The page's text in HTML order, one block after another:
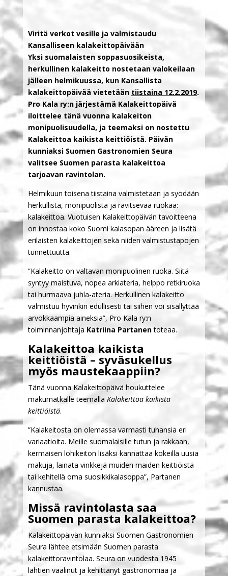
Viritä verkot vesille ja valmistaudu
Kansalliseen kalakeittopäivään
Yksi suomalaisten soppasuosikeista,
herkullinen kalakeitto nostetaan valokeilaan
jälleen helmikuussa, kun Kansallista
kalakeittopäivää vietetään tiistaina 12.2.2019.
Pro Kala ry:n järjestämä Kalakeittopäivä
iloittelee tänä vuonna kalakeiton
monipuolisuudella, ja teemaksi on nostettu
Kalakeittoa kaikista keittiöistä. Päivän
kunniaksi Suomen Gastronomien Seura
valitsee Suomen parasta kalakeittoa
tarjoavan ravintolan.
Helmikuun toisena tiistaina valmistetaan ja syödään
herkullista, monipuolista ja ravitsevaa ruokaa:
kalakeittoa. Vuotuisen Kalakeittopäivän tavoitteena
on innostaa koko Suomi kalasopan ääreen ja lisätä
erilaisten kalakeittojen sekä niiden valmistustapojen
tunnettuutta.
”Kalakeitto on valtavan monipuolinen ruoka. Siitä
syntyy maistuva, nopea arkiateria, helppo retkiruoka
tai hurmaava juhla-ateria. Herkullinen kalakeitto
valmistuu hyvinkin edullisesti tai siihen voi sisällyttää
arvokkaampia aineksia”, Pro Kala ry:n
toiminnanjohtaja Katriina Partanentoteaa.
Kalakeittoa kaikista
keittiöistä – syväsukellus
myös maustekaappiin?
Tänä vuonna Kalakeittopäivä houkuttelee
makumatkalle teemalla Kalakeittoa kaikista
keittiöistä.
”Kalakeitosta on olemassa varmasti tuhansia eri
variaatioita. Meille suomalaisille tutun ja rakkaan,
kermaisen lohikeiton lisäksi kannattaa kokeilla uusia
makuja, lainata vinkkejä muiden maiden keittiöistä
tai kehitellä oma suosikkikalasoppa”, Partanen
kannustaa.
Missä ravintolasta saa
Suomen parasta kalakeittoa?
Kalakeittopäivän kunniaksi Suomen Gastronomien
Seura lähtee etsimään Suomen parasta
kalakeittoravintolaa. Seura on vuodesta 1945
lähtien vaalinut ja kehittänyt gastronomiaa ja